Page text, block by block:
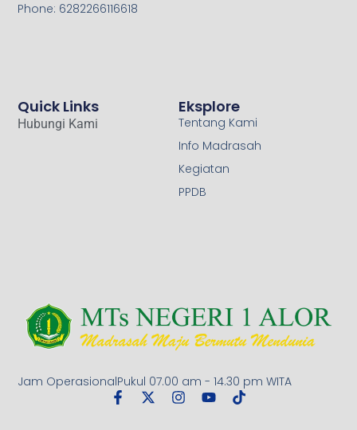
Jam OperasionalPukul 07.00 am - 14.30 pm WITA
Eksplore
Tentang Kami
Info Madrasah
Kegiatan
PPDB
Quick Links
Hubungi Kami
Phone: 6282266116618